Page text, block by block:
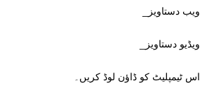
ویب دستاویز_
ویڈیو دستاویز_
اس ٹیمپلیٹ کو ڈاؤن لوڈ کریں۔